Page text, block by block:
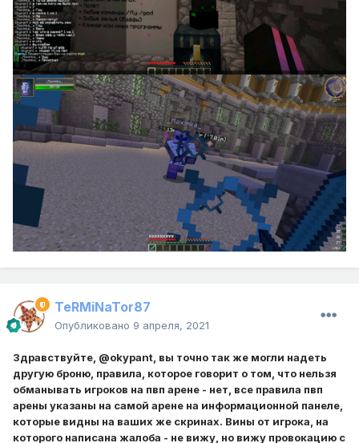
TeRMiNaTor87
Опубликовано 9 апреля, 2021
Здравствуйте, @okypant, вы точно так же могли надеть
другую броню, правила, которое говорит о том, что нельзя
обманывать игроков на пвп арене - нет, все правила пвп
арены указаны на самой арене на информационной панеле,
которые видны на ваших же скринах. Вины от игрока, на
которого написана жалоба - не вижу, но вижу провокацию с